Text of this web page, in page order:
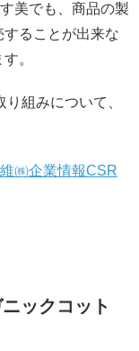
美でも、商品の製
ることが出来な
。
組みについて、
㈱企業情報CSR
ックコット